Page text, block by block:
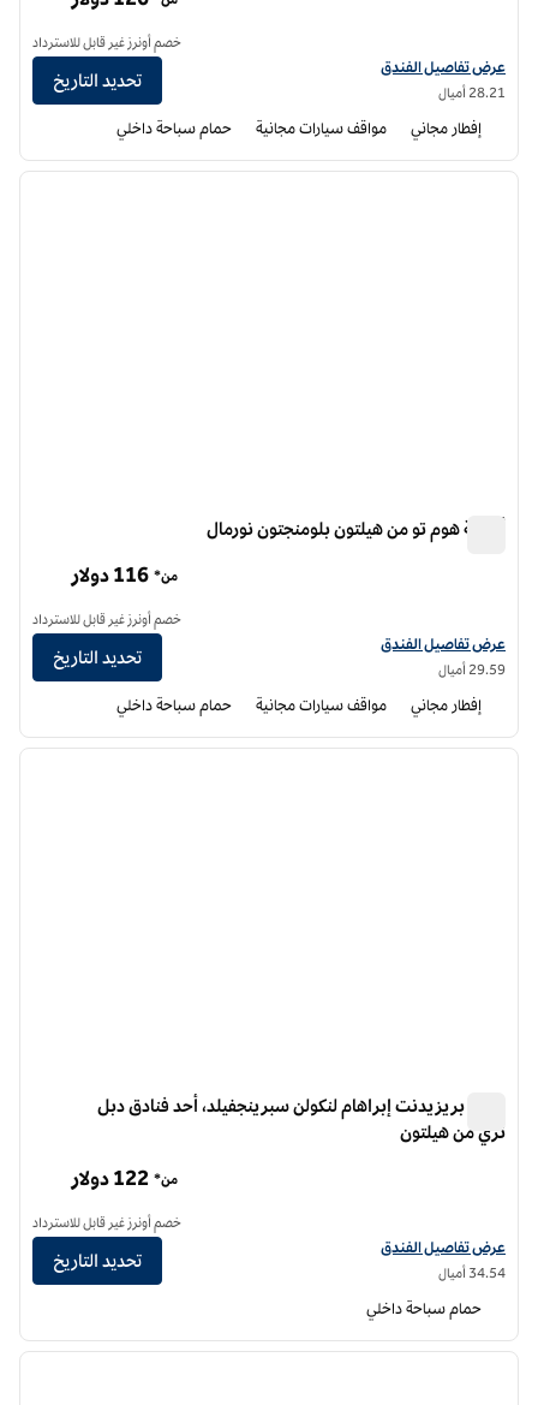
عرض تفاصيل الفندق لفندق أجنحة هامبتون إن بلومنغتون نوورمال
عرض تفاصيل الفندق
28.21 أميال
خصم أونرز غير قابل للاسترداد
تحديد التاريخ
إفطار مجاني مواقف سيارات مجانية حمام سباحة داخلي
1 من 3
الصورة
أجنحة هوم تو من هيلتون بلومنجتون نورمال
عرض تفاصيل الفندق أجنحة هوم تو من هيلتون بلومنغتون نورمال
عرض تفاصيل الفندق
29.59 أميال
من* 116 دولار
خصم أونرز غير قابل للاسترداد
تحديد التاريخ
إفطار مجاني مواقف سيارات مجانية حمام سباحة داخلي
1 من 12
الصورة
فندق بريزيدنت إبراهام لنكولن سبرينجفيلد، أحد فنادق دبل
تري من هيلتون
عرض تفاصيل الفندق للرئيس أبراهام لينكولن سبرينغفيلد - أحد فنادق دبل تري من
عرض تفاصيل الفندق
34.54 أميال
من* 122 دولار
خصم أونرز غير قابل للاسترداد
تحديد التاريخ
حمام سباحة داخلي
1 من 12
الصورة